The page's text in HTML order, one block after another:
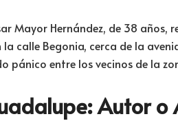
Mayor Hernández, de 38
la calle Begonia, cerca de la
pánico entre los vecinos de la
Autor o